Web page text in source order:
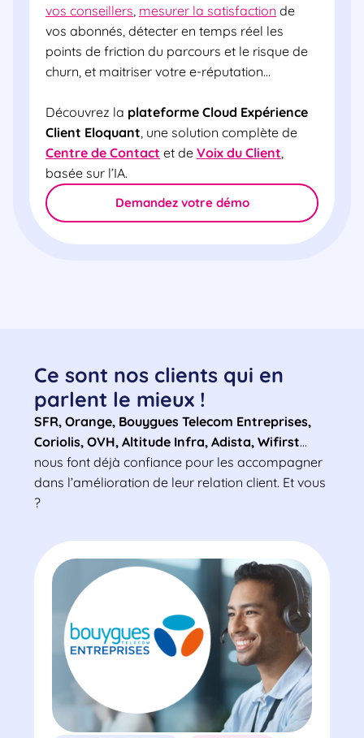
vos conseillers, mesurer la satisfaction de
vos abonnés, détecter en temps réel les
points de friction du parcours et le risque de
churn, et maitriser votre e-réputation…
Découvrez la plateforme Cloud Expérience
Client Eloquant, une solution complète de
Centre de Contact et de Voix du Client,
basée sur l’IA.
Demandez votre démo
Ce sont nos clients qui en
parlent le mieux !
SFR, Orange, Bouygues Telecom Entreprises,
Coriolis, OVH, Altitude Infra, Adista, Wifirst…
nous font déjà confiance pour les accompagner
dans l’amélioration de leur relation client. Et vous
?